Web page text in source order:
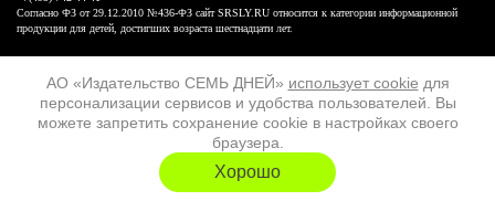
АО «Издательство СЕМЬ ДНЕЙ» использует cookie для
персонализации сервисов и удобства пользователей. Вы
можете запретить сохранение cookie в настройках своего
браузера.
Хорошо
16+
Согласно ФЗ от 29.12.2010 №436-ФЗ сайт SRSLY.RU относится к категории информационной
продукции для детей, достигших возраста шестнадцати лет.
ХОЧУ ЕЩЁ